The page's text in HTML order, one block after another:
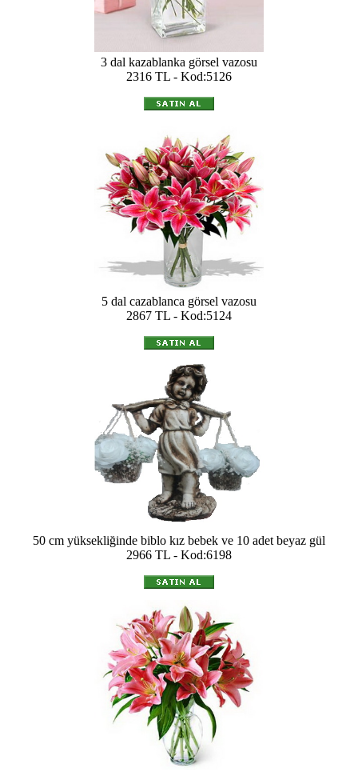
3 dal kazablanka görsel vazosu
2316 TL - Kod:5126
5 dal cazablanca görsel vazosu
2867 TL - Kod:5124
50 cm yüksekliğinde biblo kız bebek ve 10 adet beyaz gül
2966 TL - Kod:6198